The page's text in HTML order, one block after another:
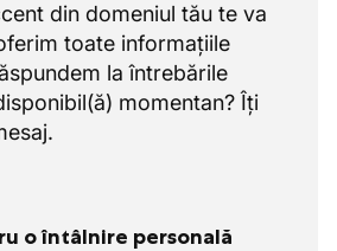
din domeniul tău te va
toate informațiile
la întrebările
momentan? Îți
o întâlnire personală